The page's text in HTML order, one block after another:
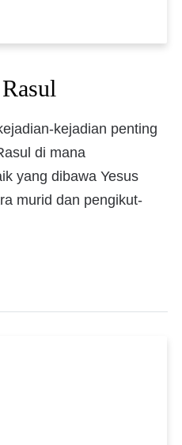
kejadian penting
di mana
yang dibawa Yesus
murid dan pengikut-